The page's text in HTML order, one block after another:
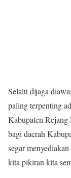
Selalu dijaga
paling terpenting
Kabupaten Rejang
bagi daerah
segar
kita pikiran kita